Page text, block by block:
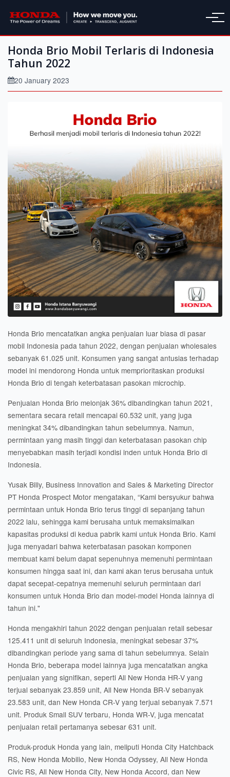
Honda Brio Mobil Terlaris di Indonesia
Tahun 2022
20 January 2023
Honda Brio mencatatkan angka penjualan luar biasa di pasar
mobil Indonesia pada tahun 2022, dengan penjualan wholesales
sebanyak 61.025 unit. Konsumen yang sangat antusias terhadap
model ini mendorong Honda untuk memprioritaskan produksi
Honda Brio di tengah keterbatasan pasokan microchip.
Penjualan Honda Brio melonjak 36% dibandingkan tahun 2021,
sementara secara retail mencapai 60.532 unit, yang juga
meningkat 34% dibandingkan tahun sebelumnya. Namun,
permintaan yang masih tinggi dan keterbatasan pasokan chip
menyebabkan masih terjadi kondisi inden untuk Honda Brio di
Indonesia.
Yusak Billy, Business Innovation and Sales & Marketing Director
PT Honda Prospect Motor mengatakan, “Kami bersyukur bahwa
permintaan untuk Honda Brio terus tinggi di sepanjang tahun
2022 lalu, sehingga kami berusaha untuk memaksimalkan
kapasitas produksi di kedua pabrik kami untuk Honda Brio. Kami
juga menyadari bahwa keterbatasan pasokan komponen
membuat kami belum dapat sepenuhnya memenuhi permintaan
konsumen hingga saat ini, dan kami akan terus berusaha untuk
dapat secepat-cepatnya memenuhi seluruh permintaan dari
konsumen untuk Honda Brio dan model-model Honda lainnya di
tahun ini."
Honda mengakhiri tahun 2022 dengan penjualan retail sebesar
125.411 unit di seluruh Indonesia, meningkat sebesar 37%
dibandingkan periode yang sama di tahun sebelumnya. Selain
Honda Brio, beberapa model lainnya juga mencatatkan angka
penjualan yang signifikan, seperti All New Honda HR-V yang
terjual sebanyak 23.859 unit, All New Honda BR-V sebanyak
23.583 unit, dan New Honda CR-V yang terjual sebanyak 7.571
unit. Produk Small SUV terbaru, Honda WR-V, juga mencatat
penjualan retail pertamanya sebesar 631 unit.
Produk-produk Honda yang lain, meliputi Honda City Hatchback
RS, New Honda Mobilio, New Honda Odyssey, All New Honda
Civic RS, All New Honda City, New Honda Accord, dan New